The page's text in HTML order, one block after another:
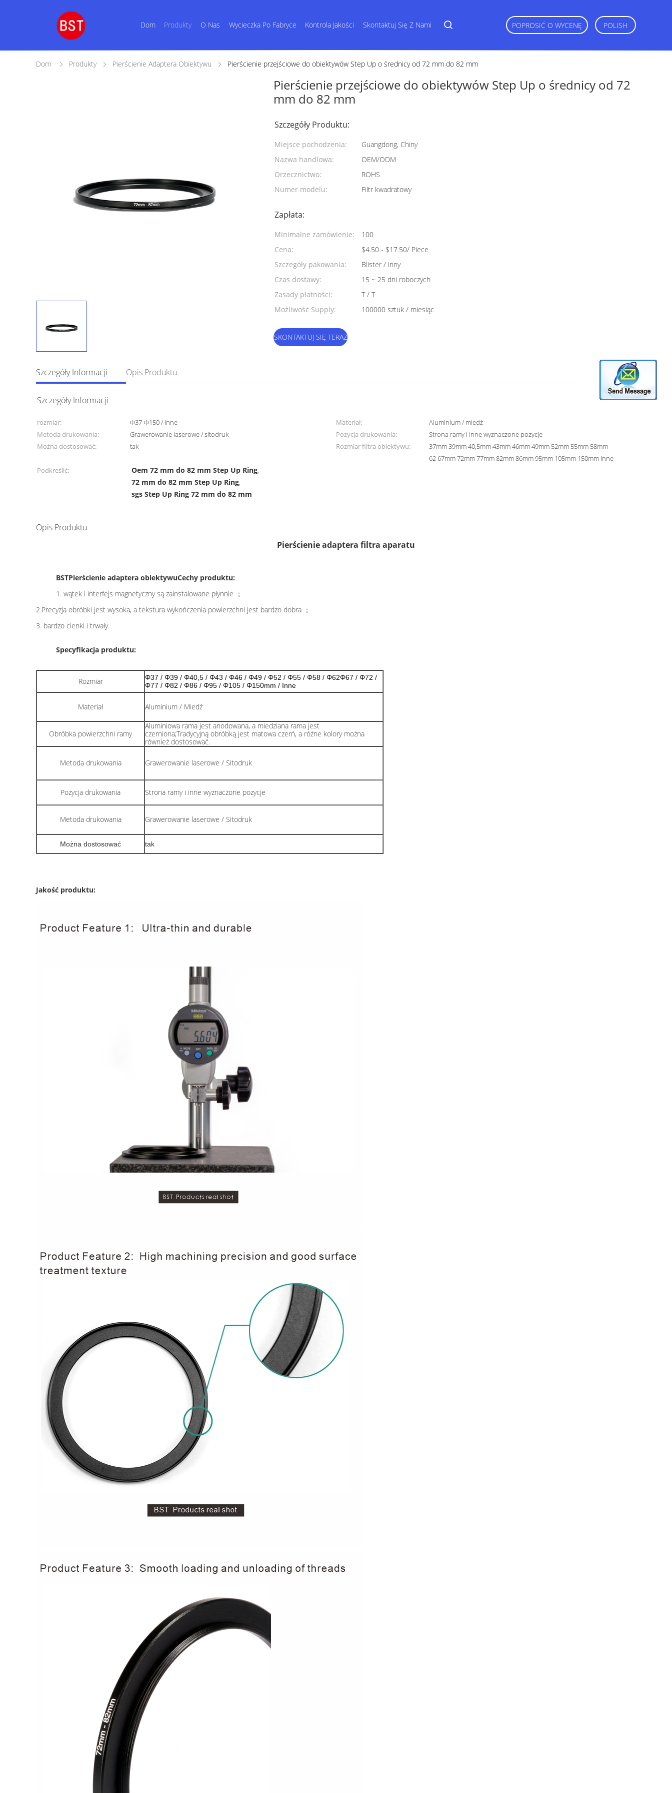
Dom Produkty O Nas Wycieczka Po Fabryce Kontrola Jakości Skontaktuj Się Z Nami POPROSIĆ O WYCENĘ POLISH
Dom Produkty Pierścienie Adaptera Obiektywu Pierścienie przejściowe do obiektywów Step Up o średnicy od 72 mm do 82 mm
Pierścienie przejściowe do obiektywów Step Up o średnicy od 72
mm do 82 mm
Szczegóły Produktu:
Miejsce pochodzenia:
Guangdong, Chiny
Nazwa handlowa:
OEM/ODM
Orzecznictwo:
ROHS
Numer modelu:
Filtr kwadratowy
Zapłata:
Minimalne zamówienie:
100
Cena:
$4.50 - $17.50/ Piece
Szczegóły pakowania:
Blister / inny
Czas dostawy:
15 ~ 25 dni roboczych
Zasady płatności:
T / T
Możliwość Supply:
100000 sztuk / miesiąc
SKONTAKTUJ SIĘ TERAZ
Szczegóły Informacji Opis Produktu
Szczegóły Informacji
rozmiar: Φ37-Φ150 / Inne Materiał:
Aluminium / miedź
Metoda drukowania:
Grawerowanie laserowe / sitodruk Pozycja drukowania:
Strona ramy i inne wyznaczone pozycje
Można dostosować:
tak Rozmiar filtra obiektywu:
37mm 39mm 40,5mm 43mm 46mm 49mm 52mm 55mm 58mm
62 67mm 72mm 77mm 82mm 86mm 95mm 105mm 150mm Inne
Podkreślić:
Oem 72 mm do 82 mm Step Up Ring,
72 mm do 82 mm Step Up Ring,
sgs Step Up Ring 72 mm do 82 mm
Opis Produktu
Pierścienie adaptera filtra aparatu
BSTPierścienie adaptera obiektywuCechy produktu:
1. wątek i interfejs magnetyczny są zainstalowane płynnie ；
2.Precyzja obróbki jest wysoka, a tekstura wykończenia powierzchni jest bardzo dobra ；
3. bardzo cienki i trwały.
Specyfikacja produktu:
Rozmiar
Φ37 / Φ39 / Φ40,5 / Φ43 / Φ46 / Φ49 / Φ52 / Φ55 / Φ58 / Φ62Φ67 / Φ72 /
Φ77 / Φ82 / Φ86 / Φ95 / Φ105 / Φ150mm / Inne
Materiał Aluminium / Miedź
Obróbka powierzchni ramy
Aluminiowa rama jest anodowana, a miedziana rama jest
czerniona;Tradycyjną obróbką jest matowa czerń, a różne kolory można
również dostosować.
Metoda drukowania Grawerowanie laserowe / Sitodruk
Pozycja drukowania Strona ramy i inne wyznaczone pozycje
Metoda drukowania Grawerowanie laserowe / Sitodruk
Można dostosować tak
Jakość produktu: